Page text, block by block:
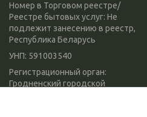
Номер в Торговом реестре/
Реестре бытовых услуг: Не
подлежит занесению в реестр,
Республика Беларусь
УНП: 591003540
Регистрационный орган:
Гродненский городской